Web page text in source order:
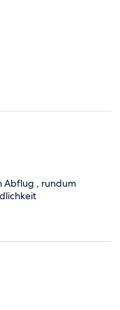
Abflug , rundum